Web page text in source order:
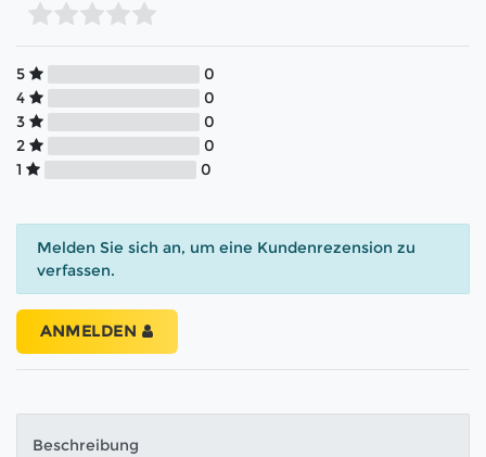
5
0
4
0
3
0
2
0
1
0
Melden Sie sich an, um eine Kundenrezension zu
verfassen.
ANMELDEN
Beschreibung